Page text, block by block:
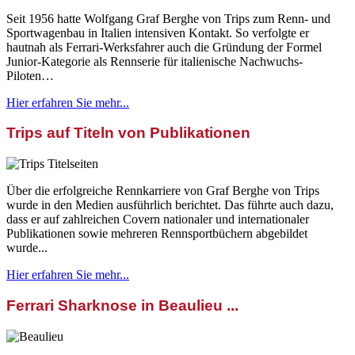
Seit 1956 hatte Wolfgang Graf Berghe von Trips zum Renn- und
Sportwagenbau in Italien intensiven Kontakt. So verfolgte er
hautnah als Ferrari-Werksfahrer auch die Gründung der Formel
Junior-Kategorie als Rennserie für italienische Nachwuchs-
Piloten…
Hier erfahren Sie mehr...
Trips auf Titeln von Publikationen
Über die erfolgreiche Rennkarriere von Graf Berghe von Trips
wurde in den Medien ausführlich berichtet. Das führte auch dazu,
dass er auf zahlreichen Covern nationaler und internationaler
Publikationen sowie mehreren Rennsportbüchern abgebildet
wurde...
Hier erfahren Sie mehr...
Ferrari Sharknose in Beaulieu ...